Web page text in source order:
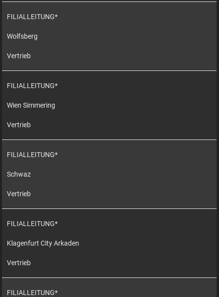
FILIALLEITUNG*
Wolfsberg
Vertrieb
FILIALLEITUNG*
Wien Simmering
Vertrieb
FILIALLEITUNG*
Schwaz
Vertrieb
FILIALLEITUNG*
Klagenfurt City Arkaden
Vertrieb
FILIALLEITUNG*